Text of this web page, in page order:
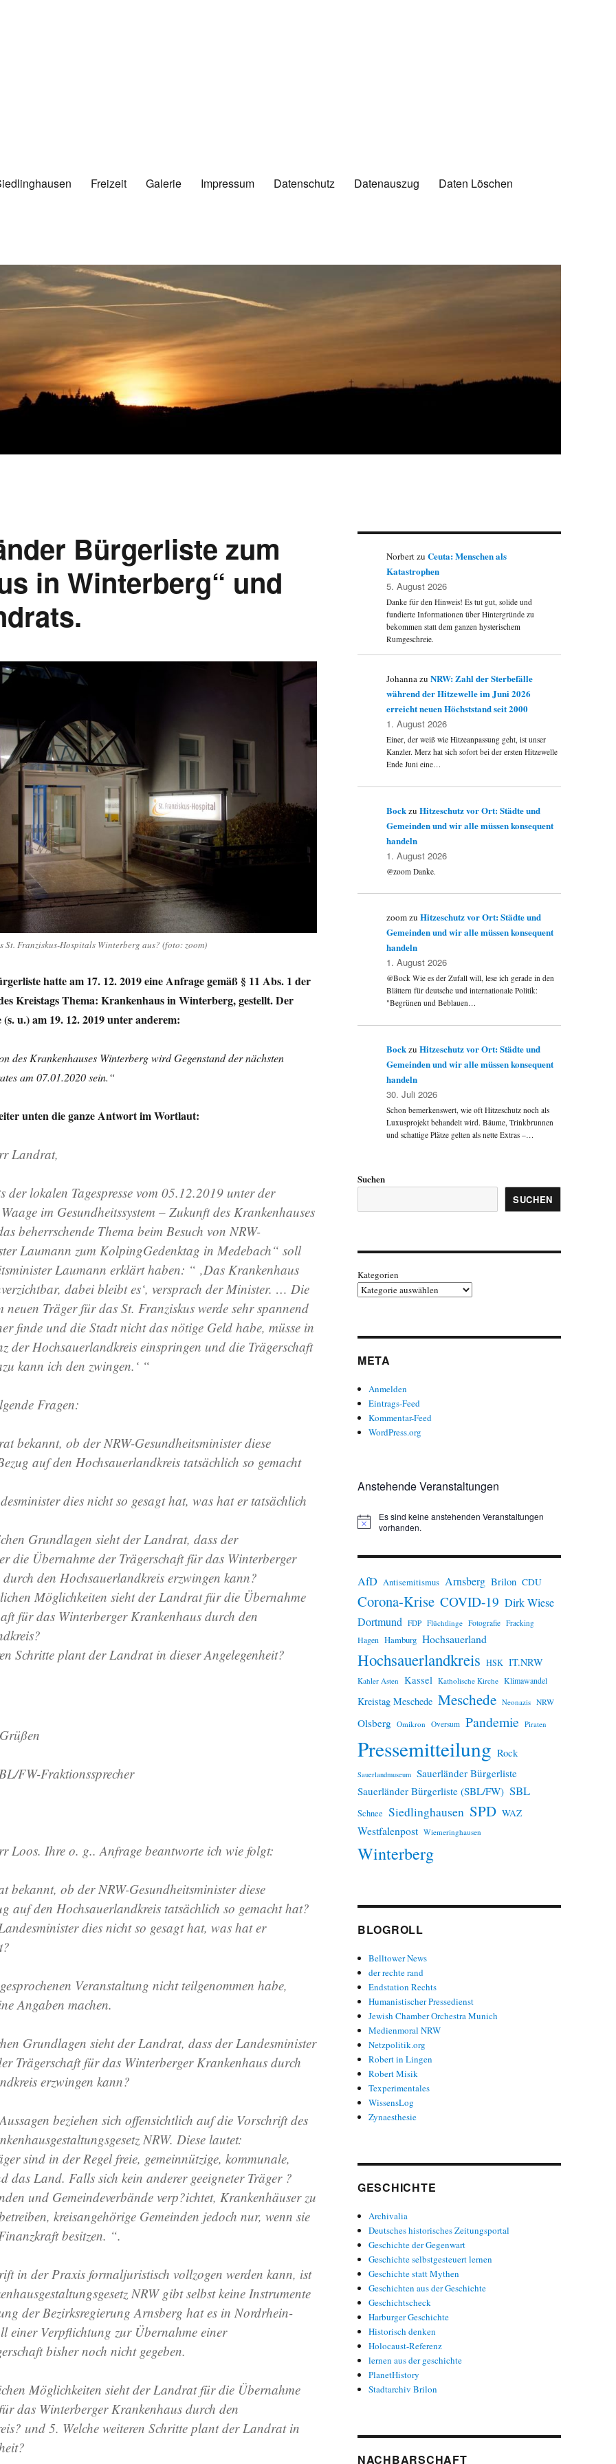
Freizeit Galerie Impressum Datenschutz Datenauszug
Daten Löschen
Bürgerliste zum
in Winterberg“ und
St. Franziskus-Hospitals Winterberg aus? (foto: zoom)
hatte am 17. 12. 2019 eine Anfrage gemäß § 11 Abs. 1 der
Kreistags Thema: Krankenhaus in Winterberg, gestellt. Der
u.) am 19. 12. 2019 unter anderem:
des Krankenhauses Winterberg wird Gegenstand der nächsten
am 07.01.2020 sein.“
unten die ganze Antwort im Wortlaut:
Landrat,
der lokalen Tagespresse vom 05.12.2019 unter der
im Gesundheitssystem – Zukunft des Krankenhauses
beherrschende Thema beim Besuch von NRW-
Laumann zum KolpingGedenktag in Medebach“ soll
Laumann erklärt haben: “ ‚Das Krankenhaus
dabei bleibt es‘, versprach der Minister. … Die
neuen Träger für das St. Franziskus werde sehr spannend
finde und die Stadt nicht das nötige Geld habe, müsse in
der Hochsauerlandkreis einspringen und die Trägerschaft
kann ich den zwingen.‘ “
Fragen:
bekannt, ob der NRW-Gesundheitsminister diese
auf den Hochsauerlandkreis tatsächlich so gemacht
dies nicht so gesagt hat, was hat er tatsächlich
Grundlagen sieht der Landrat, dass der
die Übernahme der Trägerschaft für das Winterberger
den Hochsauerlandkreis erzwingen kann?
Möglichkeiten sieht der Landrat für die Übernahme
für das Winterberger Krankenhaus durch den
Schritte plant der Landrat in dieser Angelegenheit?
FW-Fraktionssprecher
Loos. Ihre o. g.. Anfrage beantworte ich wie folgt:
bekannt, ob der NRW-Gesundheitsminister diese
auf den Hochsauerlandkreis tatsächlich so gemacht hat?
dies nicht so gesagt hat, was hat er
Veranstaltung nicht teilgenommen habe,
Angaben machen.
Grundlagen sieht der Landrat, dass der Landesminister
Trägerschaft für das Winterberger Krankenhaus durch
erzwingen kann?
beziehen sich offensichtlich auf die Vorschrift des
NRW. Diese lautet:
sind in der Regel freie, gemeinnützige, kommunale,
das Land. Falls sich kein anderer geeigneter Träger ?
und Gemeindeverbände verp?ichtet, Krankenhäuser zu
kreisangehörige Gemeinden jedoch nur, wenn sie
besitzen. “.
in der Praxis formaljuristisch vollzogen werden kann, ist
NRW gibt selbst keine Instrumente
der Bezirksregierung Arnsberg hat es in Nordrhein-
einer Verpflichtung zur Übernahme einer
bisher noch nicht gegeben.
Möglichkeiten sieht der Landrat für die Übernahme
das Winterberger Krankenhaus durch den
und 5. Welche weiteren Schritte plant der Landrat in
NorbertzuCeuta: Menschen als
Katastrophen
5. August 2026
Danke für den Hinweis! Es tut gut, solide und
fundierte Informationen über Hintergründe zu
bekommen statt dem ganzen hysterischem
Rumgeschreie.
JohannazuNRW: Zahl der Sterbefälle
während der Hitzewelle im Juni 2026
erreicht neuen Höchststand seit 2000
1. August 2026
Einer, der weiß wie Hitzeanpassung geht, ist unser
Kanzler. Merz hat sich sofort bei der ersten Hitzewelle
Ende Juni eine…
BockzuHitzeschutz vor Ort: Städte und
Gemeinden und wir alle müssen konsequent
handeln
1. August 2026
@zoom Danke.
zoomzuHitzeschutz vor Ort: Städte und
Gemeinden und wir alle müssen konsequent
handeln
1. August 2026
@Bock Wie es der Zufall will, lese ich gerade in den
Blättern für deutsche und internationale Politik:
"Begrünen und Beblauen…
BockzuHitzeschutz vor Ort: Städte und
Gemeinden und wir alle müssen konsequent
handeln
30. Juli 2026
Schon bemerkenswert, wie oft Hitzeschutz noch als
Luxusprojekt behandelt wird. Bäume, Trinkbrunnen
und schattige Plätze gelten als nette Extras –…
Suchen
SUCHEN
Kategorien
META
Anmelden
Eintrags-Feed
Kommentar-Feed
WordPress.org
Anstehende Veranstaltungen
H
w
Es sind keine anstehenden Veranstaltungen
vorhanden.
AfD Antisemitismus Arnsberg Brilon CDU
Corona-Krise COVID-19 Dirk Wiese
Dortmund FDP Flüchtlinge Fotografie Fracking
Hagen Hamburg Hochsauerland
Hochsauerlandkreis HSK IT.NRW
Kahler Asten Kassel Katholische Kirche Klimawandel
Kreistag Meschede Meschede Neonazis NRW
Olsberg Omikron Oversum Pandemie Piraten
Pressemitteilung Rock
Sauerlandmuseum Sauerländer Bürgerliste
Sauerländer Bürgerliste (SBL/FW) SBL
Schnee Siedlinghausen SPD WAZ
Westfalenpost Wiemeringhausen
Winterberg
BLOGROLL
Belltower News
der rechte rand
Endstation Rechts
Humanistischer Pressedienst
Jewish Chamber Orchestra Munich
Medienmoral NRW
Netzpolitik.org
Robert in Lingen
Robert Misik
Texperimentales
WissensLog
Zynaesthesie
GESCHICHTE
Archivalia
Deutsches historisches Zeitungsportal
Geschichte der Gegenwart
Geschichte selbstgesteuert lernen
Geschichte statt Mythen
Geschichten aus der Geschichte
Geschichtscheck
Harburger Geschichte
Historisch denken
Holocaust-Referenz
lernen aus der geschichte
PlanetHistory
Stadtarchiv Brilon
NACHBARSCHAFT